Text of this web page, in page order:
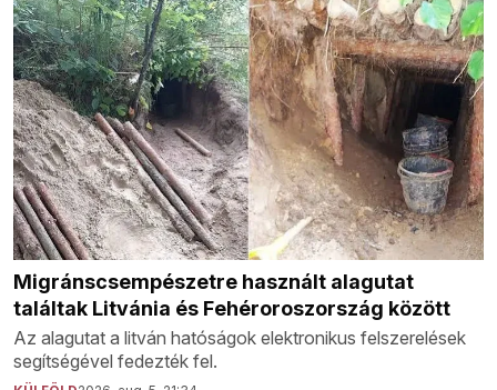
Migránscsempészetre használt alagutat
találtak Litvánia és Fehéroroszország között
Az alagutat a litván hatóságok elektronikus felszerelések
segítségével fedezték fel.